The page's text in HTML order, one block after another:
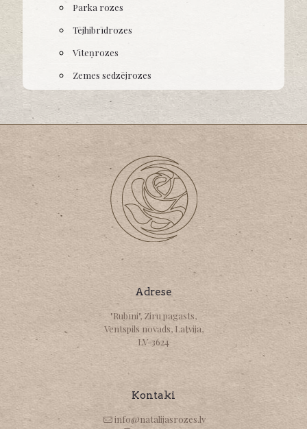
Parka rozes
Tējhibrīdrozes
Vīteņrozes
Zemes sedzējrozes
Adrese
"Rubīni", Ziru pagasts,
Ventspils novads, Latvija,
LV-3624
Kontaki
info@natalijasrozes.lv